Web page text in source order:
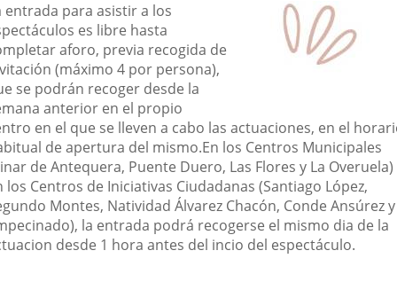
entrada para asistir a los
es libre hasta
aforo, previa recogida de
(máximo 4 por persona),
se podrán recoger desde la
anterior en el propio
en el que se lleven a cabo las actuaciones, en el
de apertura del mismo.En los Centros Municipales
de Antequera, Puente Duero, Las Flores y La Overuela)
los Centros de Iniciativas Ciudadanas (Santiago López,
Montes, Natividad Álvarez Chacón, Conde Ansúrez y
la entrada podrá recogerse el mismo dia de la
desde 1 hora antes del incio del espectáculo.